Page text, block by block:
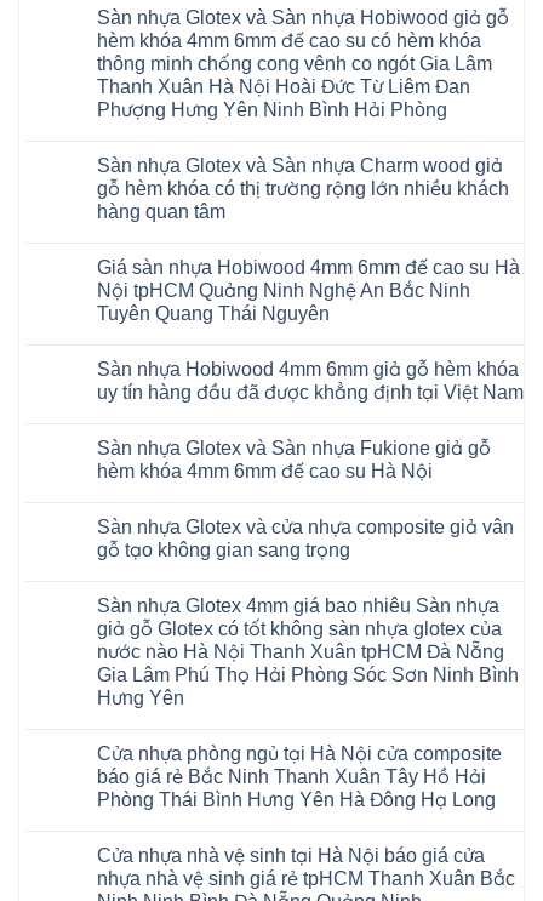
Floor
nhập
khẩu
Malaysia
14
AI
RUM
AI
35
AI
AI
37
AI
dày
12mm
to
tại
Hà
Nội
Xuân
Thanh
Trì
Cầu
Giấy
Tây
Hồ
Yên
TpHCM
Bình
Dương
Huế
Cần
Thơ
Đà
Đức
Hoài
Đức
Ninh
Phòng
Tứ
Kỳ
Đan
bình
luận
ở
Sửa
sàn
nhựa
giả
khóa
4mm
6mm
đế
cao
charm
wood
hobiwood
kosmos
mikado
4mm
6mm
thợ
Sửa
sàn
nhiêu
1m2
tại
Dương
Đà
Nẵng
Khánh
Hải
Phòng
Yên
Nghệ
An
Quảng
Thọ
Bắc
Ninh
Sàn nhựa Glotex và Sàn nhựa Hobiwood giả gỗ
hèm khóa 4mm 6mm đế cao su có hèm khóa
thông minh chống cong vênh co ngót Gia Lâm
Thanh Xuân Hà Nội Hoài Đức Từ Liêm Đan
Phượng Hưng Yên Ninh Bình Hải Phòng
bình
luận
ở
Sàn
và
Sàn
nhựa
Hobiwood
giả
khóa
4mm
6mm
su
có
hèm
minh
chống
cong
ngót
Gia
Lâm
Thanh
Xuân
Hà
Nội
Từ
Liêm
Đan
Phượng
Bình
Hải
Phòng
Sàn nhựa Glotex và Sàn nhựa Charm wood giả
gỗ hèm khóa có thị trường rộng lớn nhiều khách
hàng quan tâm
bình
luận
ở
Sàn
và
Sàn
nhựa
giả
gỗ
hèm
thị
trường
rộng
khách
hàng
quan
tâm
Giá sàn nhựa Hobiwood 4mm 6mm đế cao su Hà
Nội tpHCM Quảng Ninh Nghệ An Bắc Ninh
Tuyên Quang Thái Nguyên
bình
luận
ở
nhựa
Hobiwood
4mm
cao
Hà
Quảng
Ninh
Nghệ
An
Bắc
Ninh
Tuyên
Nguyên
Sàn nhựa Hobiwood 4mm 6mm giả gỗ hèm khóa
uy tín hàng đầu đã được khẳng định tại Việt Nam
bình
luận
ở
Hobiwood
4mm
6mm
hèm
khóa
uy
tín
hàng
đầu
đã
định
tại
Việt
Nam
Sàn nhựa Glotex và Sàn nhựa Fukione giả gỗ
hèm khóa 4mm 6mm đế cao su Hà Nội
bình
luận
ở
Glotex
Sàn
nhựa
Fukione
giả
gỗ
4mm
6mm
đế
cao
su
Sàn nhựa Glotex và cửa nhựa composite giả vân
gỗ tạo không gian sang trọng
bình
luận
ở
Sàn
nhựa
Glotex
và
composite
giả
vân
gỗ
tạo
sang
trọng
Sàn nhựa Glotex 4mm giá bao nhiêu Sàn nhựa
giả gỗ Glotex có tốt không sàn nhựa glotex của
nước nào Hà Nội Thanh Xuân tpHCM Đà Nẵng
Gia Lâm Phú Thọ Hải Phòng Sóc Sơn Ninh Bình
Hưng Yên
bình
luận
ở
Sàn
4mm
giá
bao
nhiêu
Cửa nhựa phòng ngủ tại Hà Nội cửa composite
báo giá rẻ Bắc Ninh Thanh Xuân Tây Hồ Hải
Phòng Thái Bình Hưng Yên Hà Đông Hạ Long
bình
luận
ở
Cửa nhựa nhà vệ sinh tại Hà Nội báo giá cửa
nhựa nhà vệ sinh giá rẻ tpHCM Thanh Xuân Bắc